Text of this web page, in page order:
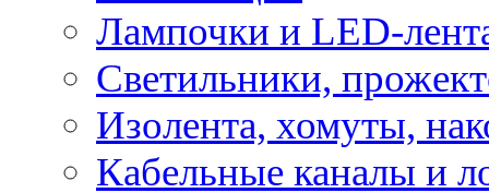
Лампочки и LED-
Светильники,
Изолента, хомуты,
Кабельные каналы и